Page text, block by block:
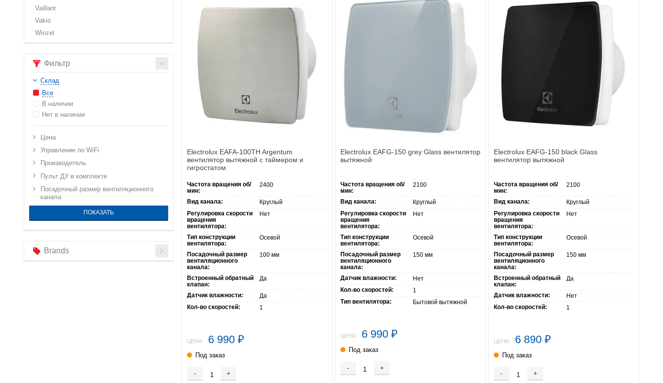
Vaillant
Vakio
Winzel
Фильтр
Склад
Все
В наличии
Нет в наличии
Цена
Управление по WiFi
Производитель
Пульт ДУ в комплекте
Посадочный размер вентиляционного
канала
Brands
Electrolux EAFA-100TH Argentum
вентилятор вытяжной с таймером и
гигростатом
Частота вращения об/
мин:
2400
Вид канала:
Круглый
Регулировка скорости
вращения
вентилятора:
Нет
Тип конструкции
вентилятора:
Осевой
Посадочный размер
вентиляционного
канала:
100 мм
Встроенный обратный
клапан:
Да
Датчик влажности:
Да
Кол-во скоростей:
1
ЦЕНА: 6 990 ₽
Под заказ
- +
Electrolux EAFG-150 grey Glass вентилятор
вытяжной
Частота вращения об/
мин:
2100
Вид канала:
Круглый
Регулировка скорости
вращения
вентилятора:
Нет
Тип конструкции
вентилятора:
Осевой
Посадочный размер
вентиляционного
канала:
150 мм
Датчик влажности:
Нет
Кол-во скоростей:
1
Тип вентилятора:
Бытовой вытяжной
ЦЕНА: 6 990 ₽
Под заказ
- +
Electrolux EAFG-150 black Glass
вентилятор вытяжной
Частота вращения об/
мин:
2100
Вид канала:
Круглый
Регулировка скорости
вращения
вентилятора:
Нет
Тип конструкции
вентилятора:
Осевой
Посадочный размер
вентиляционного
канала:
150 мм
Встроенный обратный
клапан:
Да
Датчик влажности:
Нет
Кол-во скоростей:
1
ЦЕНА: 6 890 ₽
Под заказ
- +